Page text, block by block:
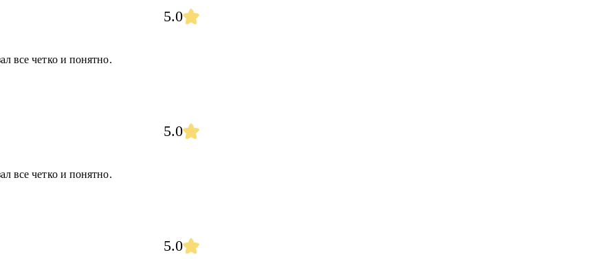
5.0
все четко и понятно.
5.0
все четко и понятно.
5.0